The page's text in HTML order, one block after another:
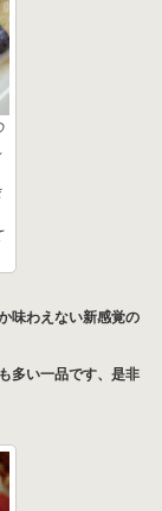
味わえない新感覚の
多い一品です、是非